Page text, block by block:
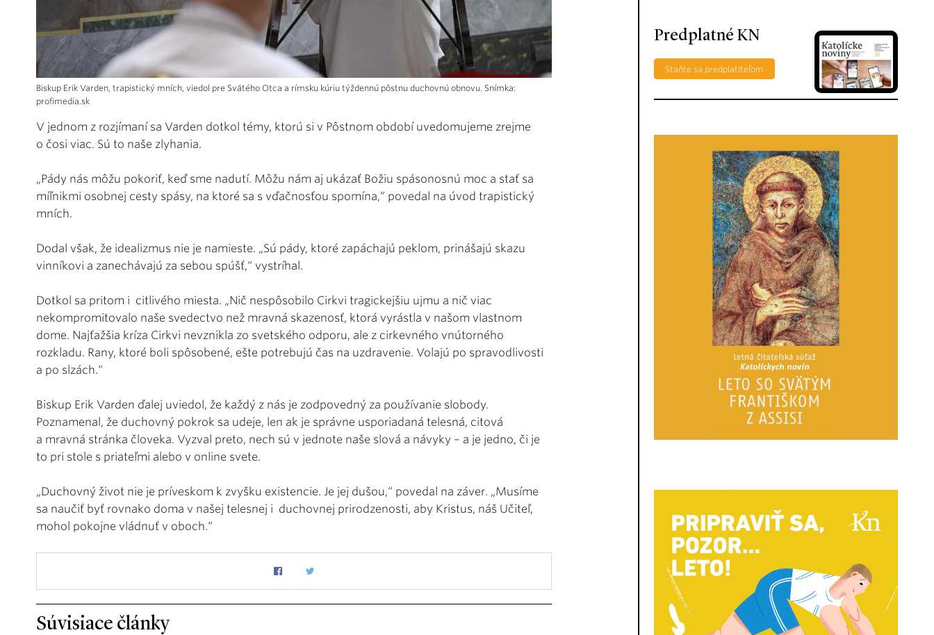
Biskup Erik Varden, trapistický mních, viedol pre Svätého Otca a rímsku kúriu týždennú pôstnu duchovnú obnovu. Snímka:
profimedia.sk
V jednom z rozjímaní sa Varden dotkol témy, ktorú si v Pôstnom období uvedomujeme zrejme
o čosi viac. Sú to naše zlyhania.
„Pády nás môžu pokoriť, keď sme nadutí. Môžu nám aj ukázať Božiu spásonosnú moc a stať sa
míľnikmi osobnej cesty spásy, na ktoré sa s vďačnosťou spomína,“ povedal na úvod trapistický
mních.
Dodal však, že idealizmus nie je namieste. „Sú pády, ktoré zapáchajú peklom, prinášajú skazu
vinníkovi a zanechávajú za sebou spúšť,“ vystríhal.
Dotkol sa pritom i citlivého miesta. „Nič nespôsobilo Cirkvi tragickejšiu ujmu a nič viac
nekompromitovalo naše svedectvo než mravná skazenosť, ktorá vyrástla v našom vlastnom
dome. Najťažšia kríza Cirkvi nevznikla zo svetského odporu, ale z cirkevného vnútorného
rozkladu. Rany, ktoré boli spôsobené, ešte potrebujú čas na uzdravenie. Volajú po spravodlivosti
a po slzách.“
Biskup Erik Varden ďalej uviedol, že každý z nás je zodpovedný za používanie slobody.
Poznamenal, že duchovný pokrok sa udeje, len ak je správne usporiadaná telesná, citová
a mravná stránka človeka. Vyzval preto, nech sú v jednote naše slová a návyky – a je jedno, či je
to pri stole s priateľmi alebo v online svete.
„Duchovný život nie je príveskom k zvyšku existencie. Je jej dušou,“ povedal na záver. „Musíme
sa naučiť byť rovnako doma v našej telesnej i duchovnej prirodzenosti, aby Kristus, náš Učiteľ,
mohol pokojne vládnuť v oboch.“
Súvisiace články
Predplatné KN
Staňte sa predplatiteľom